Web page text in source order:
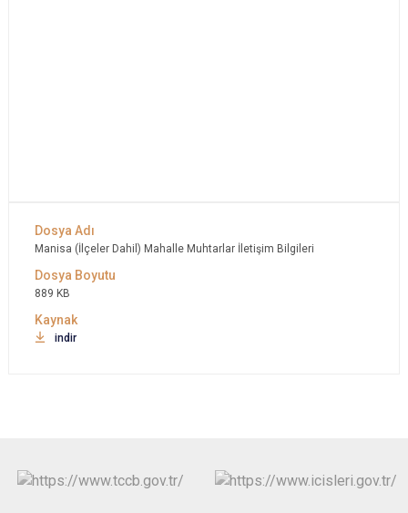
Manisa (İlçeler Dahil) Mahalle Muhtarlar İletişim Bilgileri
889 KB
indir